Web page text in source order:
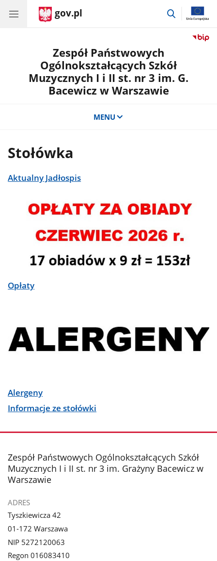
gov.pl
przejdź
Zespół Państwowych
Ogólnokształcących Szkół
Muzycznych I i II st. nr 3 im. G.
Bacewicz w Warszawie
MENU
Stołówka
Aktualny Jadłospis
Opłaty
Alergeny
Informacje ze stołówki
stopka
Zespół Państwowych Ogólnokształcących Szkół
Muzycznych I i II st. nr 3 im. Grażyny Bacewicz w
Warszawie
ADRES
Tyszkiewicza 42
01-172 Warszawa
NIP 5272120063
Regon 016083410